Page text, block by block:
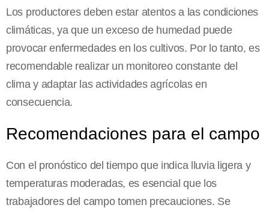
Los productores deben estar atentos a las condiciones
climáticas, ya que un exceso de humedad puede
provocar enfermedades en los cultivos. Por lo tanto, es
recomendable realizar un monitoreo constante del
clima y adaptar las actividades agrícolas en
consecuencia.
Recomendaciones para el campo
Con el pronóstico del tiempo que indica lluvia ligera y
temperaturas moderadas, es esencial que los
trabajadores del campo tomen precauciones. Se